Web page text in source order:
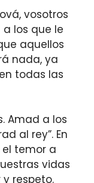
vosotros
los que le
aquellos
nada, ya
todas las
Amad a los
al rey”. En
el temor a
vidas
respeto.